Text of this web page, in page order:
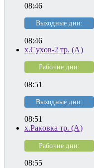
08:46
Выходные дни:
08:46
х.Сухов-2 тр. (А)
Рабочие дни:
08:51
Выходные дни:
08:51
х.Раковка тр. (А)
Рабочие дни:
08:55